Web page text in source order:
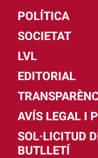
POLÍTICA
SOCIETAT
LVL
EDITORIAL
AVÍS LEGAL I
SOL·LICITUD
BUTLLETÍ